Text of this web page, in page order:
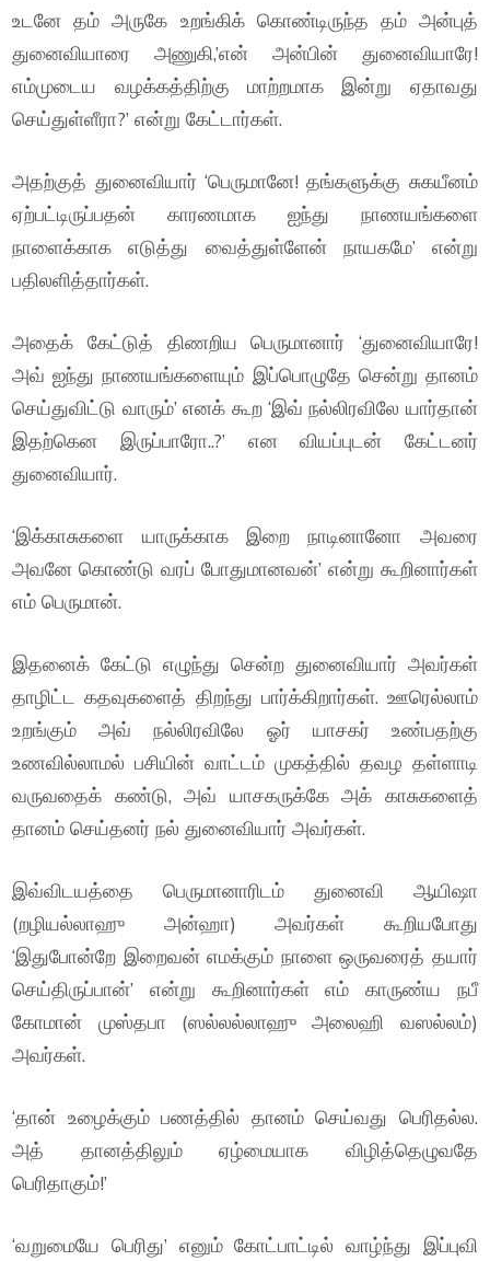
உடனே தம் அருகே உறங்கிக் கொண்டிருந்த தம் அன்புத்
துனைவியாரை அணுகி,’என் அன்பின் துனைவியாரே!
எம்முடைய வழக்கத்திற்கு மாற்றமாக இன்று ஏதாவது
செய்துள்ளீரா?’ என்று கேட்டார்கள்.
அதற்குத் துனைவியார் ‘பெருமானே! தங்களுக்கு சுகயீனம்
ஏற்பட்டிருப்பதன் காரணமாக ஐந்து நாணயங்களை
நாளைக்காக எடுத்து வைத்துள்ளேன் நாயகமே’ என்று
பதிலளித்தார்கள்.
அதைக் கேட்டுத் திணறிய பெருமானார் ‘துனைவியாரே!
அவ் ஐந்து நாணயங்களையும் இப்பொழுதே சென்று தானம்
செய்துவிட்டு வாரும்’ எனக் கூற ‘இவ் நல்லிரவிலே யார்தான்
இதற்கென இருப்பாரோ..?’ என வியப்புடன் கேட்டனர்
துனைவியார்.
‘இக்காசுகளை யாருக்காக இறை நாடினானோ அவரை
அவனே கொண்டு வரப் போதுமானவன்’ என்று கூறினார்கள்
எம் பெருமான்.
இதனைக் கேட்டு எழுந்து சென்ற துனைவியார் அவர்கள்
தாழிட்ட கதவுகளைத் திறந்து பார்க்கிறார்கள். ஊரெல்லாம்
உறங்கும் அவ் நல்லிரவிலே ஓர் யாசகர் உண்பதற்கு
உணவில்லாமல் பசியின் வாட்டம் முகத்தில் தவழ தள்ளாடி
வருவதைக் கண்டு, அவ் யாசகருக்கே அக் காசுகளைத்
தானம் செய்தனர் நல் துனைவியார் அவர்கள்.
இவ்விடயத்தை பெருமானாரிடம் துனைவி ஆயிஷா
(றழியல்லாஹு அன்ஹா) அவர்கள் கூறியபோது
‘இதுபோன்றே இறைவன் எமக்கும் நாளை ஒருவரைத் தயார்
செய்திருப்பான்’ என்று கூறினார்கள் எம் காருண்ய நபீ
கோமான் முஸ்தபா (ஸல்லல்லாஹு அலைஹி வஸல்லம்)
அவர்கள்.
‘தான் உழைக்கும் பணத்தில் தானம் செய்வது பெரிதல்ல.
அத் தானத்திலும் ஏழ்மையாக விழித்தெழுவதே
பெரிதாகும்!’
‘வறுமையே பெரிது’ எனும் கோட்பாட்டில் வாழ்ந்து இப்புவி